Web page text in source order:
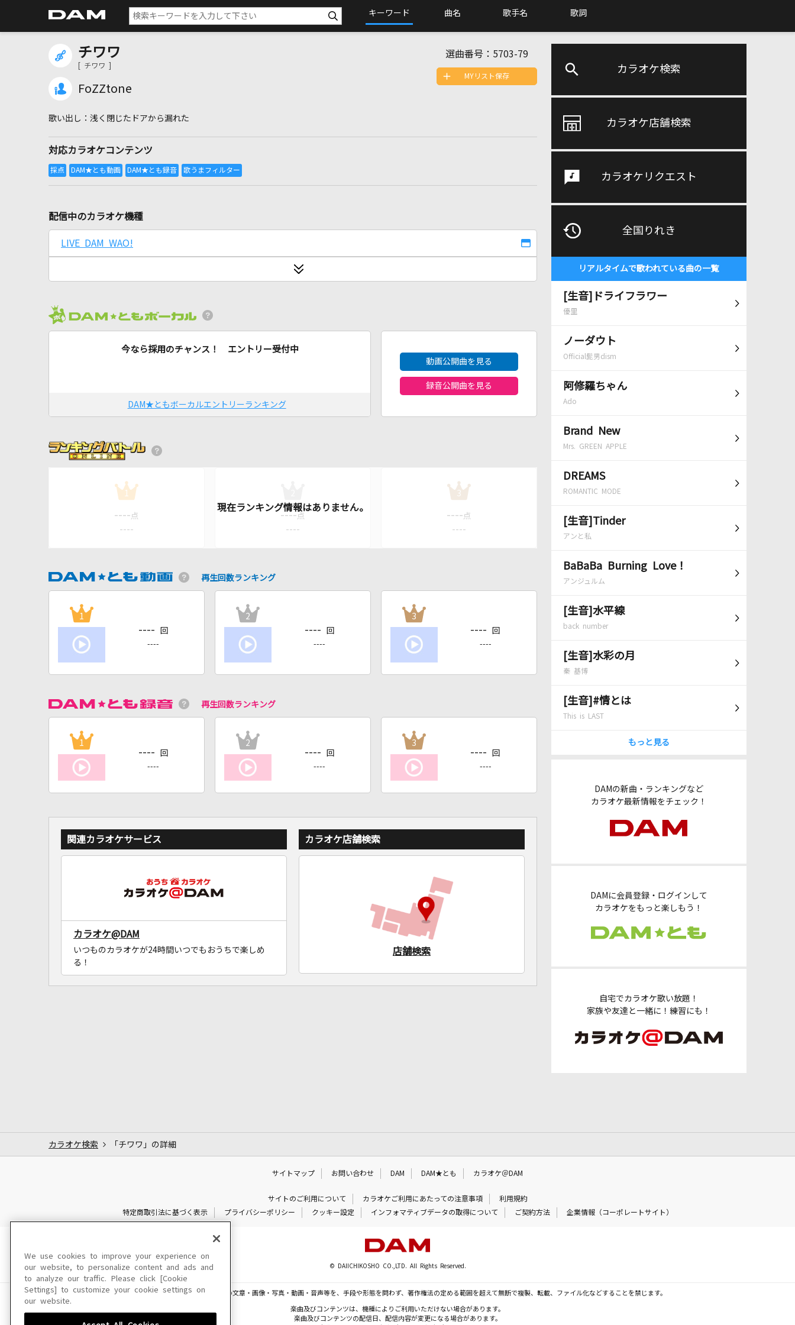
キーワード 曲名 歌手名 歌詞
カラオケ検索
カラオケ店舗検索
カラオケリクエスト
全国りれき
リアルタイムで歌われている曲の一覧
[生音]ドライフラワー
優里
ノーダウト
Official髭男dism
阿修羅ちゃん
Ado
Brand New
Mrs. GREEN APPLE
DREAMS
ROMANTIC MODE
[生音]Tinder
アンと私
BaBaBa Burning Love！
アンジュルム
[生音]水平線
back number
[生音]水彩の月
秦 基博
[生音]#情とは
This is LAST
もっと見る
DAMの新曲・ランキングなど
カラオケ最新情報をチェック！
DAMに会員登録・ログインして
カラオケをもっと楽しもう！
自宅でカラオケ歌い放題！
家族や友達と一緒に！練習にも！
チワワ
[ チワワ ]
FoZZtone
選曲番号： 5703-79
浅く閉じたドアから漏れた
対応カラオケコンテンツ
MYリスト保存
配信中のカラオケ機種
LIVE DAM WAO!
今なら採用のチャンス！ エントリー受付中
DAM★ともボーカルエントリーランキング
動画公開曲を見る
録音公開曲を見る
1
---- 点
----
---- 点
----
3
---- 点
----
再生回数ランキング
1
---- 回
----
2
---- 回
----
3
---- 回
----
再生回数ランキング
1
---- 回
----
2
---- 回
----
3
---- 回
----
関連カラオケサービス
カラオケ@DAM
いつものカラオケが24時間いつでもおうちで楽しめ
る！
カラオケ店舗検索
店舗検索
カラオケ検索 「チワワ」の詳細
サイトマップ お問い合わせ DAM DAM★とも カラオケ＠DAM
サイトのご利用について カラオケご利用にあたっての注意事項
利用規約
特定商取引法に基づく表示
プライバシーポリシー クッキー設定 インフォマティブデータの取得について ご契約方法 企業情報（コーポレートサイト）
© DAIICHIKOSHO CO.,LTD. All Rights Reserved.
このサイトに掲載されている一切の文章・画像・写真・動画・音声等を、手段や形態を問わず、著作権法の定める範囲を超えて無断で複製、転載、ファイル化などすることを禁じます。
楽曲及びコンテンツは、機種によりご利用いただけない場合があります。
楽曲及びコンテンツの配信日、配信内容が変更になる場合があります。
We use cookies to improve your experience on
our website, to personalize content and ads and
to analyze our traffic. Please click [Cookie
Settings] to customize your cookie settings on
our website.